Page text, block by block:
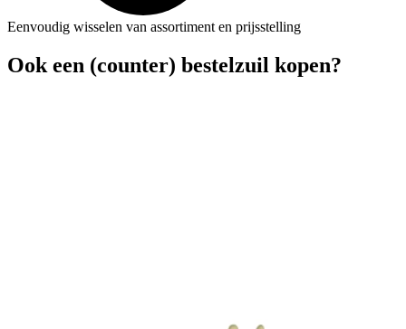
Eenvoudig wisselen van assortiment en prijsstelling
Ook een (counter) bestelzuil kopen?